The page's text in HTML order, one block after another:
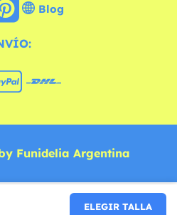
ELEGIR TALLA
Blog
Funidelia Argentina